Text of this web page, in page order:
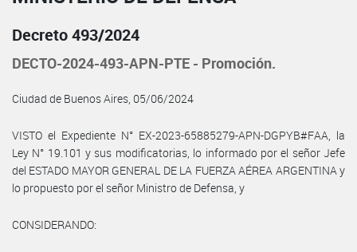
Decreto 493/2024
DECTO-2024-493-APN-PTE - Promoción.
Ciudad de Buenos Aires, 05/06/2024
VISTO el Expediente N° EX-2023-65885279-APN-DGPYB#FAA, la
Ley N° 19.101 y sus modificatorias, lo informado por el señor Jefe
del ESTADO MAYOR GENERAL DE LA FUERZA AÉREA ARGENTINA y
lo propuesto por el señor Ministro de Defensa, y
CONSIDERANDO: